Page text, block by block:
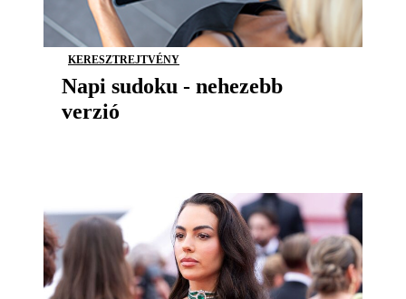
KERESZTREJTVÉNY
Napi sudoku - nehezebb
verzió